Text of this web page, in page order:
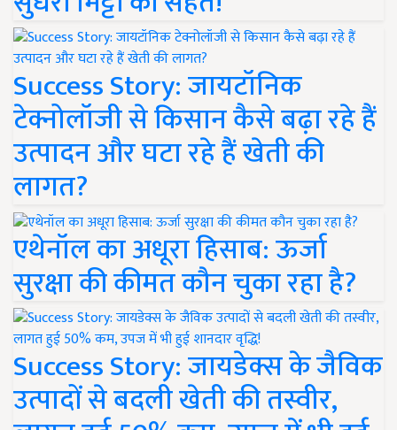
Success Story: जायटॉनिक
टेक्नोलॉजी से किसान कैसे बढ़ा रहे हैं
उत्पादन और घटा रहे हैं खेती की
लागत?
एथेनॉल का अधूरा हिसाब: ऊर्जा
सुरक्षा की कीमत कौन चुका रहा है?
Success Story: जायडेक्स के जैविक
उत्पादों से बदली खेती की तस्वीर,